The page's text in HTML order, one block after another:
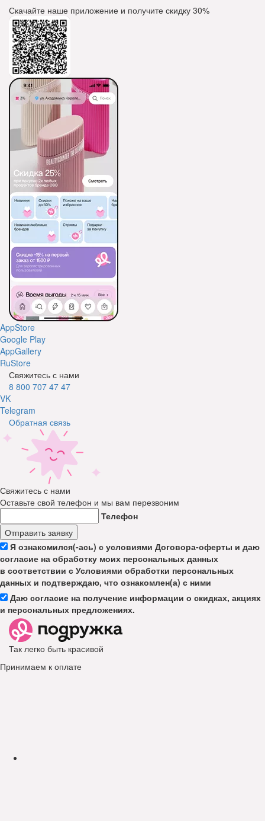
Скачайте наше приложение и получите скидку 30%
AppStore
Google Play
AppGallery
RuStore
Свяжитесь с нами
8 800 707 47 47
VK
Telegram
Обратная связь
Свяжитесь с нами
Оставьте свой телефон и мы вам перезвоним
Телефон
Отправить заявку
Я ознакомился(-ась) с условиями Договора-оферты и даю
согласие на обработку моих персональных данных
в соответствии с Условиями обработки персональных
данных и подтверждаю, что ознакомлен(а) с ними
Даю согласие на получение информации о скидках, акциях
и персональных предложениях.
Так легко быть красивой
Принимаем к оплате